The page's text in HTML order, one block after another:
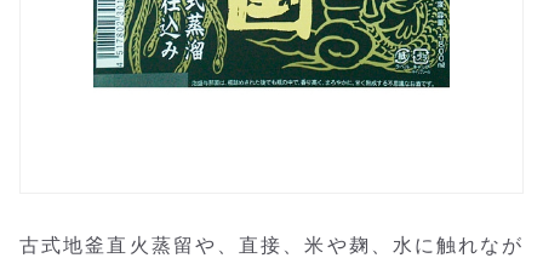
古式地釜直火蒸留や、直接、米や麹、水に触れなが